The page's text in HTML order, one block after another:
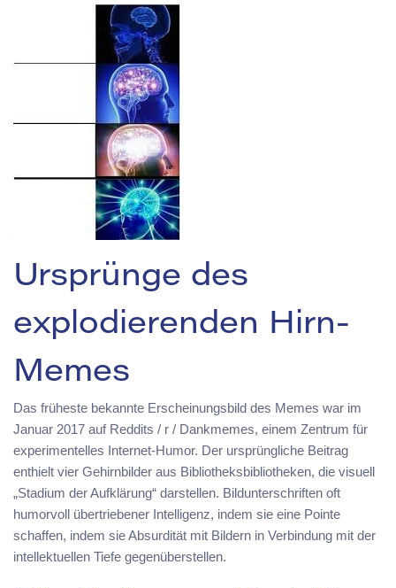
Ursprünge des
explodierenden Hirn-
Memes
Das früheste bekannte Erscheinungsbild des Memes war im
Januar 2017 auf Reddits / r / Dankmemes, einem Zentrum für
experimentelles Internet-Humor. Der ursprüngliche Beitrag
enthielt vier Gehirnbilder aus Bibliotheksbibliotheken, die visuell
„Stadium der Aufklärung“ darstellen. Bildunterschriften oft
humorvoll übertriebener Intelligenz, indem sie eine Pointe
schaffen, indem sie Absurdität mit Bildern in Verbindung mit der
intellektuellen Tiefe gegenüberstellen.